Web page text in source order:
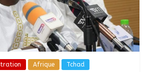
Afrique Tchad